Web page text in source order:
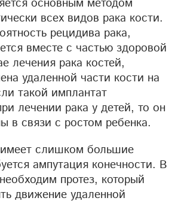
основным методом
всех видов рака кости.
рецидива рака,
вместе с частью здоровой
лечения рака костей,
удаленной части кости на
такой имплантат
лечении рака у детей, то он
в связи с ростом ребенка.
слишком большие
ампутация конечности. В
протез, который
движение удаленной